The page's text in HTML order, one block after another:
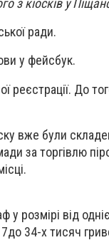
з кіосків у
ради.
у фейсбук.
реєстрації. До
вже були
за торгівлю
розмірі від
34-х тисяч